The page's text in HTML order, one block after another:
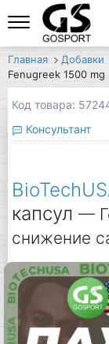
Главная Добавки
Fenugreek 1500 mg
Код товара:
Консультант
капсул —
снижение